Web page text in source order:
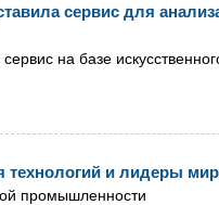
сервис для
на базе
и лидеры
промышленности